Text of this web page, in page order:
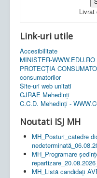
Livrat
Link-uri utile
Accesibilitate
MINISTER-WWW.EDU.RO
PROTECȚIA
consumatorilor
Site-uri web unitati
CJRAE Mehedinți
C.C.D. Mehedinţi -
Noutati ISJ MH
MH_Posturi_catedre
MH_Programare
MH_Listă candidați